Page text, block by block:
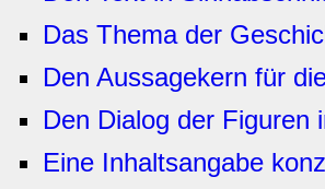
Das Thema der
Den Aussagekern für
Den Dialog der Figuren
Eine Inhaltsangabe